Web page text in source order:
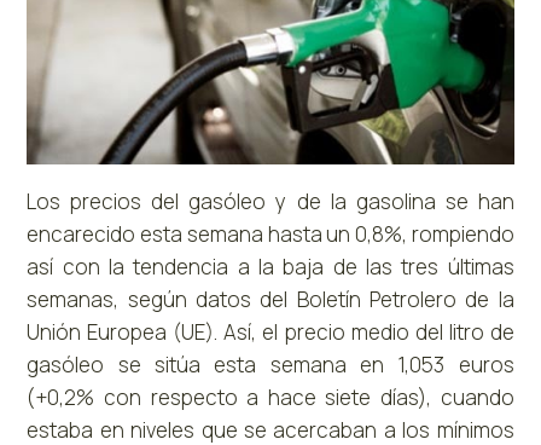
Los precios del gasóleo y de la gasolina se han
encarecido esta semana hasta un 0,8%, rompiendo
así con la tendencia a la baja de las tres últimas
semanas, según datos del Boletín Petrolero de la
Unión Europea (UE).Así, el precio medio del litro de
gasóleo se sitúa esta semana en 1,053 euros
(+0,2% con respecto a hace siete días), cuando
estaba en niveles que se acercaban a los mínimos